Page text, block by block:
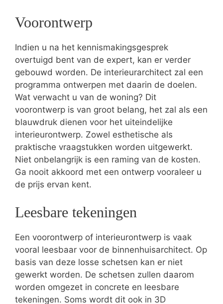
Voorontwerp
Indien u na het kennismakingsgesprek
overtuigd bent van de expert, kan er verder
gebouwd worden. De interieurarchitect zal een
programma ontwerpen met daarin de doelen.
Wat verwacht u van de woning? Dit
voorontwerp is van groot belang, het zal als een
blauwdruk dienen voor het uiteindelijke
interieurontwerp. Zowel esthetische als
praktische vraagstukken worden uitgewerkt.
Niet onbelangrijk is een raming van de kosten.
Ga nooit akkoord met een ontwerp vooraleer u
de prijs ervan kent.
Leesbare tekeningen
Een voorontwerp of interieurontwerp is vaak
vooral leesbaar voor de binnenhuisarchitect. Op
basis van deze losse schetsen kan er niet
gewerkt worden. De schetsen zullen daarom
worden omgezet in concrete en leesbare
tekeningen. Soms wordt dit ook in 3D